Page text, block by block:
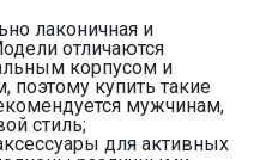
лаконичная и
отличаются
корпусом и
поэтому купить такие
мужчинам,
стиль;
для активных